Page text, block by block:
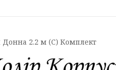
Донна 2.2 м (С) Комплект